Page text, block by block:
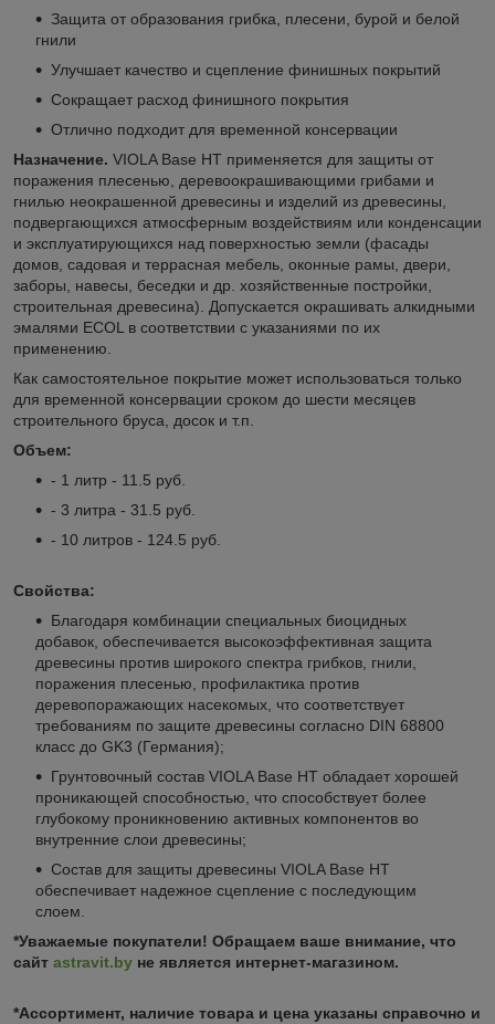
Защита от образования грибка, плесени, бурой и белой
гнили
Улучшает качество и сцепление финишных покрытий
Сокращает расход финишного покрытия
Отлично подходит для временной консервации
Назначение. VIOLA Base HT применяется для защиты от
поражения плесенью, деревоокрашивающими грибами и
гнилью неокрашенной древесины и изделий из древесины,
подвергающихся атмосферным воздействиям или конденсации
и эксплуатирующихся над поверхностью земли (фасады
домов, садовая и террасная мебель, оконные рамы, двери,
заборы, навесы, беседки и др. хозяйственные постройки,
строительная древесина). Допускается окрашивать алкидными
эмалями ECOL в соответствии с указаниями по их
применению.
Как самостоятельное покрытие может использоваться только
для временной консервации сроком до шести месяцев
строительного бруса, досок и т.п.
Объем:
- 1 литр - 11.5 руб.
- 3 литра - 31.5 руб.
- 10 литров - 124.5 руб.
Свойства:
Благодаря комбинации специальных биоцидных
добавок, обеспечивается высокоэффективная защита
древесины против широкого спектра грибков, гнили,
поражения плесенью, профилактика против
деревопоражающих насекомых, что соответствует
требованиям по защите древесины согласно DIN 68800
класс до GK3 (Германия);
Грунтовочный состав VIOLA Base HT обладает хорошей
проникающей способностью, что способствует более
глубокому проникновению активных компонентов во
внутренние слои древесины;
Состав для защиты древесины VIOLA Base HT
обеспечивает надежное сцепление с последующим
слоем.
*Уважаемые покупатели! Обращаем ваше внимание, что
сайт astravit.by не является интернет-магазином.
*Ассортимент, наличие товара и цена указаны справочно и